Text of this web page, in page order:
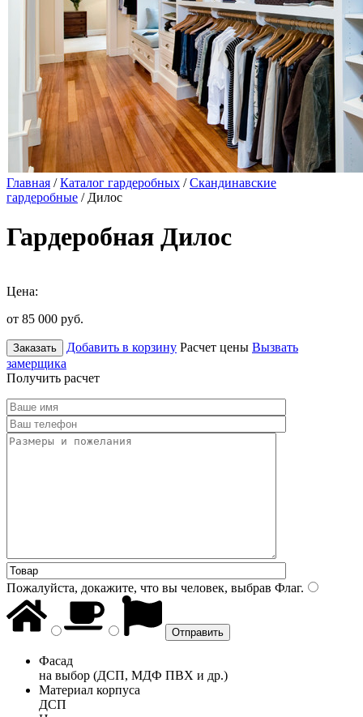
Главная /Каталог гардеробных /Скандинавские
гардеробные / Дилос
Гардеробная Дилос
Цена:
от 85 000 руб.
Заказать Добавить в корзину Расчет цены Вызвать
замерщика
Получить расчет
Пожалуйста, докажите, что вы человек, выбрав Флаг.
Фасад
на выбор (ДСП, МДФ ПВХ и др.)
Материал корпуса
ДСП